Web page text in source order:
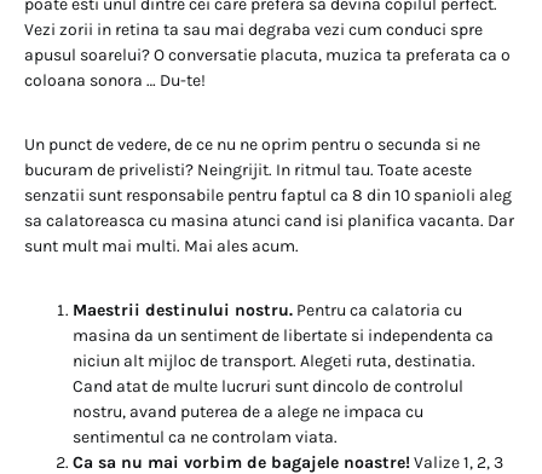
poate esti unul dintre cei care prefera sa devina copilul perfect.
Vezi zorii in retina ta sau mai degraba vezi cum conduci spre
apusul soarelui? O conversatie placuta, muzica ta preferata ca o
coloana sonora … Du-te!
Un punct de vedere, de ce nu ne oprim pentru o secunda si ne
bucuram de privelisti? Neingrijit. In ritmul tau. Toate aceste
senzatii sunt responsabile pentru faptul ca 8 din 10 spanioli aleg
sa calatoreasca cu masina atunci cand isi planifica vacanta. Dar
sunt mult mai multi. Mai ales acum.
Maestrii destinului nostru. Pentru ca calatoria cu
masina da un sentiment de libertate si independenta ca
niciun alt mijloc de transport. Alegeti ruta, destinatia.
Cand atat de multe lucruri sunt dincolo de controlul
nostru, avand puterea de a alege ne impaca cu
sentimentul ca ne controlam viata.
Ca sa nu mai vorbim de bagajele noastre!Valize 1, 2, 3